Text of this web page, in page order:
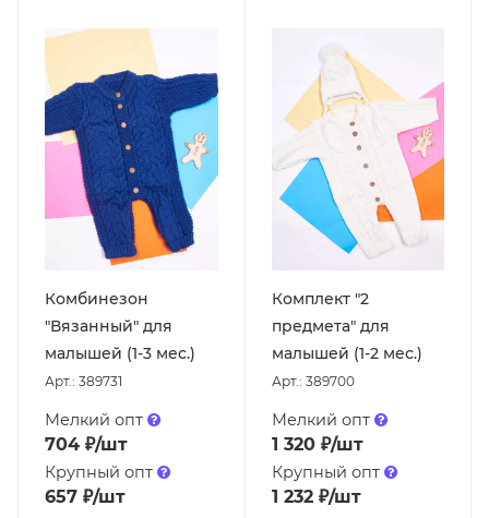
Комбинезон
"Вязанный" для
малышей (1-3 мес.)
Арт.: 389731
Мелкий опт
704 ₽/шт
Крупный опт
657 ₽/шт
Комплект "2
предмета" для
малышей (1-2 мес.)
Арт.: 389700
Мелкий опт
1 320₽/шт
Крупный опт
1 232₽/шт